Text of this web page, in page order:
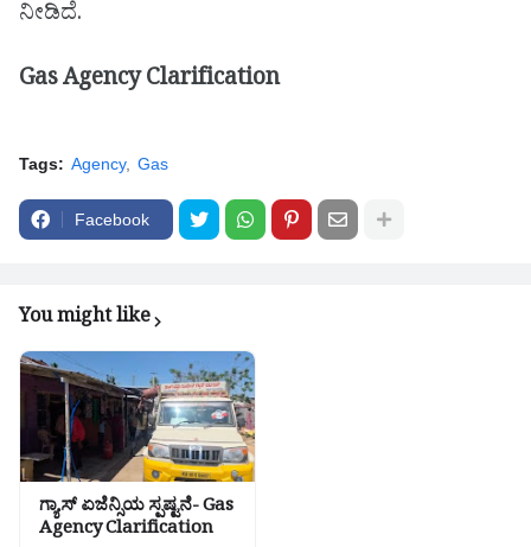
ನೀಡಿದೆ.
Gas Agency Clarification
Tags: Agency Gas
Facebook
You might like
ಗ್ಯಾಸ್ ಏಜೆನ್ಸಿಯ ಸ್ಪಷ್ಟನೆ- Gas
Agency Clarification